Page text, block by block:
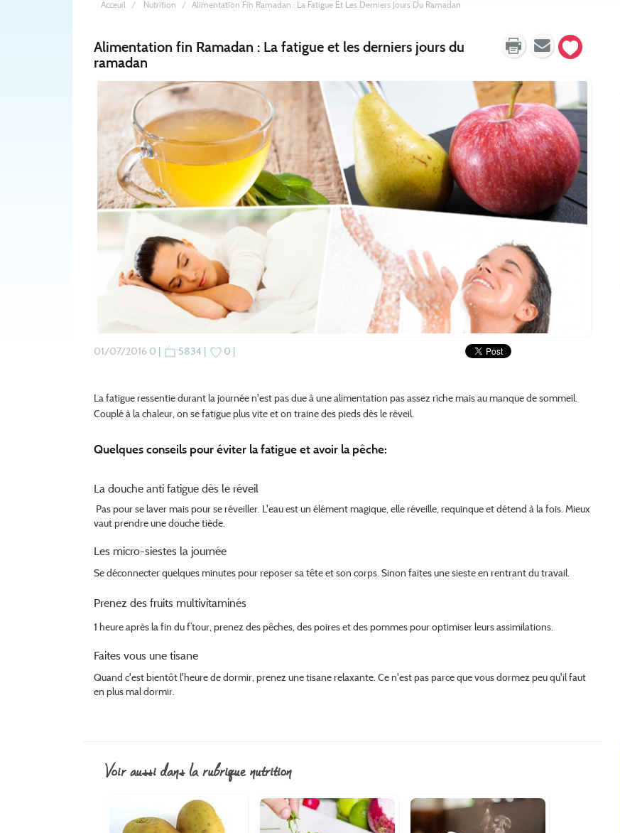
Acceuil Nutrition Alimentation Fin Ramadan : La Fatigue Et Les Derniers Jours Du Ramadan
Alimentation fin Ramadan : La fatigue et les derniers jours du
ramadan
01/07/2016 0 | 5834 | 0 |
La fatigue ressentie durant la journée n'est pas due à une alimentation pas assez riche mais au manque de sommeil.
Couplé à la chaleur, on se fatigue plus vite et on traine des pieds dès le réveil.
Quelques conseils pour éviter la fatigue et avoir la pêche:
La douche anti fatigue dès le réveil
Pas pour se laver mais pour se réveiller. L'eau est un élément magique, elle réveille, requinque et détend à la fois. Mieux
vaut prendre une douche tiède.
Les micro-siestes la journée
Se déconnecter quelques minutes pour reposer sa tête et son corps. Sinon faites une sieste en rentrant du travail.
Prenez des fruits multivitaminés
1 heure après la fin du f’tour, prenez des pêches, des poires et des pommes pouroptimiser leurs assimilations.
Faites vous une tisane
Quand c'est bientôt l'heure de dormir, prenez une tisane relaxante. Ce n'est pas parce que vous dormez peu qu'il faut
en plus mal dormir.
voir aussi dans la rubrique nutrition